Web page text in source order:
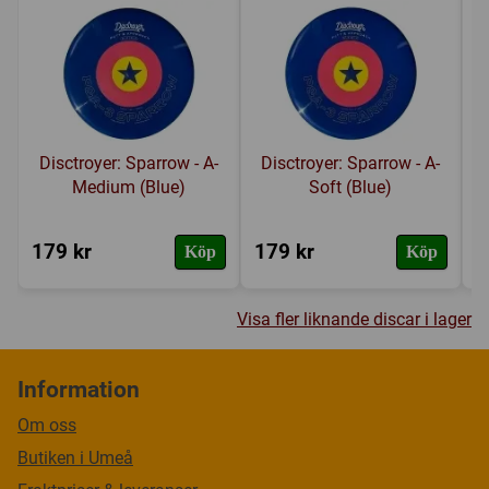
Disctroyer: Sparrow - A-
Medium (Blue)
179 kr Köp
Disctroyer: Sparrow - A-
Soft (Blue)
179 kr Köp
Visa fler liknande discar i lager
Information
Om oss
Butiken i Umeå